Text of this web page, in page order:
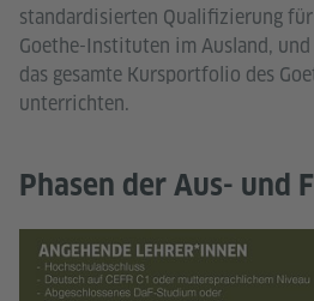
standardisierten Qualifizierung
Goethe-Instituten im Ausland,
das gesamte Kursportfolio des
unterrichten.
Phasen der Aus- und